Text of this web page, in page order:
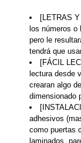
[LETRAS
los números
pero le
tendrá que
[FÁCIL
lectura desde
crearan algo
dimensionado
adhesivos
como puertas
laminados,